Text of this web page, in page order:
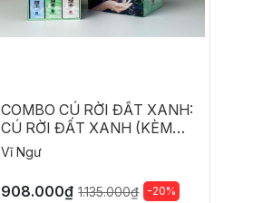
COMBO CÚ RỜI ĐẤT XANH:
CÚ RỜI ĐẤT XANH (KÈM
HỘP)
Vĩ Ngư
908.000₫ 1.135.000₫ -20%